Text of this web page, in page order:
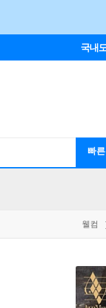
국내
빠
웰컴